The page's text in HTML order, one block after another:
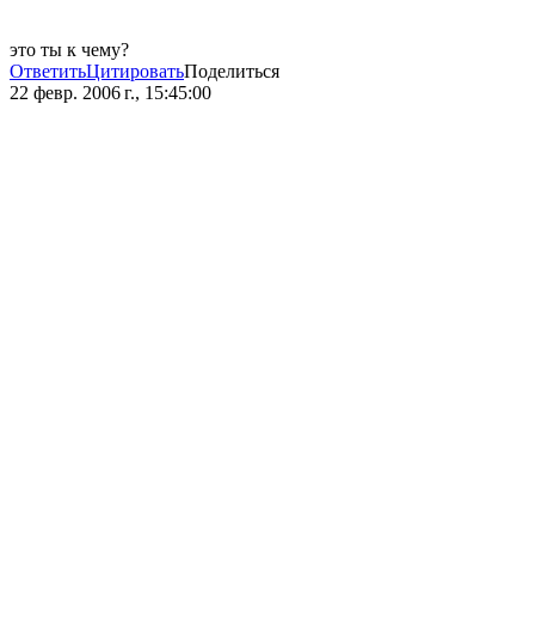
это ты к чему?
ОтветитьЦитироватьПоделиться
22 февр. 2006 г., 15:45:00